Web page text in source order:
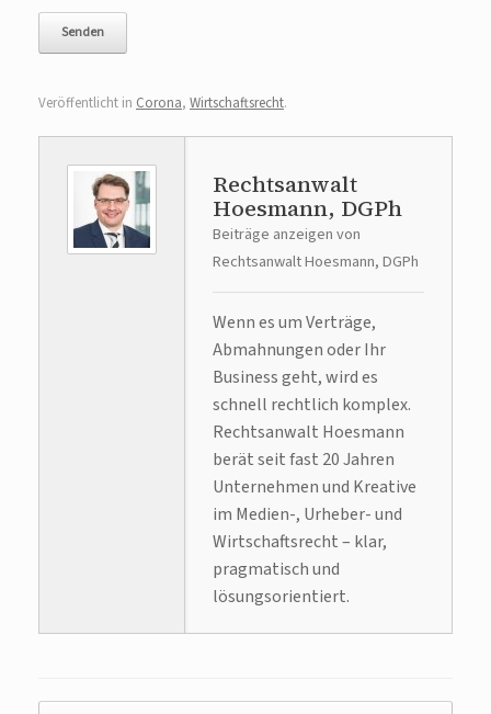
Veröffentlicht in Corona, Wirtschaftsrecht.
Rechtsanwalt
Hoesmann, DGPh
Beiträge anzeigen von
Rechtsanwalt Hoesmann, DGPh
Wenn es um Verträge,
Abmahnungen oder Ihr
Business geht, wird es
schnell rechtlich komplex.
Rechtsanwalt Hoesmann
berät seit fast 20 Jahren
Unternehmen und Kreative
im Medien-, Urheber- und
Wirtschaftsrecht – klar,
pragmatisch und
lösungsorientiert.